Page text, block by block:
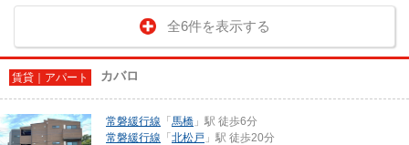
全6件を表示する
賃貸｜アパート カバロ
常磐緩行線 「 馬橋 」駅 徒歩6分
常磐緩行線 「 北松戸 」駅 徒歩20分